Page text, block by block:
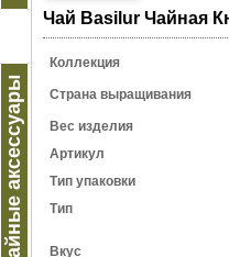
Чайные аксессуары
Чай Basilur Чайная
Коллекция
Страна выращивания
Вес изделия
Артикул
Тип упаковки
Тип
Вкус